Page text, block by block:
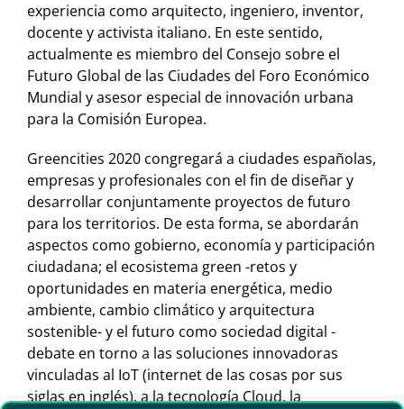
experiencia como arquitecto, ingeniero, inventor,
docente y activista italiano. En este sentido,
actualmente es miembro del Consejo sobre el
Futuro Global de las Ciudades del Foro Económico
Mundial y asesor especial de innovación urbana
para la Comisión Europea.
Greencities 2020 congregará a ciudades españolas,
empresas y profesionales con el fin de diseñar y
desarrollar conjuntamente proyectos de futuro
para los territorios. De esta forma, se abordarán
aspectos como gobierno, economía y participación
ciudadana; el ecosistema green -retos y
oportunidades en materia energética, medio
ambiente, cambio climático y arquitectura
sostenible- y el futuro como sociedad digital -
debate en torno a las soluciones innovadoras
vinculadas al IoT (internet de las cosas por sus
siglas en inglés), a la tecnología Cloud, la